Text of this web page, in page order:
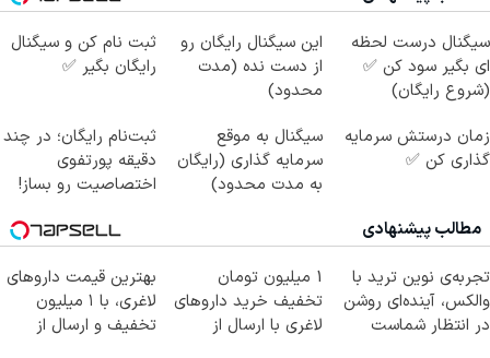
سیگنال درست لحظه
ای بگیر سود کن ✅
(شروع رایگان)
این سیگنال رایگان رو
از دست نده (مدت
محدود)
ثبت نام کن و سیگنال
رایگان بگیر ✅
زمان درستش سرمایه
گذاری کن ✅
سیگنال به موقع
سرمایه گذاری (رایگان
به مدت محدود)
ثبت‌نام رایگان؛ در چند
دقیقه پورتفوی
اختصاصیت رو بساز!
مطالب پیشنهادی
تجربه‌ی نوین ترید با
والکس، آینده‌ای روشن
در انتظار شماست
1 میلیون تومان
تخفیف خرید داروهای
لاغری با ارسال از
بهترین قیمت داروهای
لاغری، با ۱ میلیون
تخفیف و ارسال از